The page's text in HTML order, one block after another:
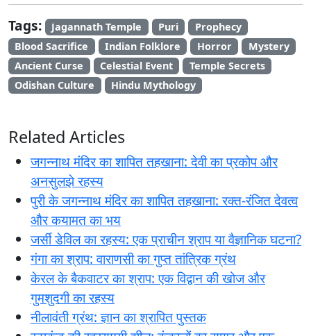
Tags: Jagannath Temple Puri
Prophecy
Blood Sacrifice
Indian Folklore Horror
Mystery
Ancient Curse
Celestial Event
Temple Secrets
Odishan Culture
Hindu Mythology
Related Articles
जगन्नाथ मंदिर का शापित तहखाना: देवी का प्रकोप और
अनसुलझे रहस्य
पुरी के जगन्नाथ मंदिर का शापित तहखाना: रक्त-रंजित देवत्व
और कयामत का भय
जर्सी डेविल का रहस्य: एक प्राचीन श्राप या वैज्ञानिक घटना?
गंगा का श्राप: वाराणसी का गुप्त तांत्रिक ग्रंथ
केरल के बैकवाटर का श्राप: एक विद्वान की खोज और
गुमशुदगी का रहस्य
नीलावंती ग्रंथ: ज्ञान का श्रापित पुस्तक